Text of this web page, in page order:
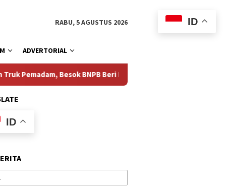
RABU, 5 AGUSTUS 2026
ADVERTORIAL
BNPB Beri Dukungan Muaythai Naik Kelas, Erick
ID
ID